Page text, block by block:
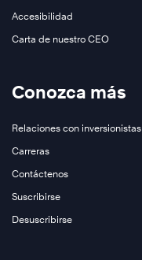
Conozca
Más
Accesibilidad
Carta de nuestro CEO
Conozca más
Relaciones con inversionistas
Carreras
Contáctenos
Suscribirse
Desuscribirse